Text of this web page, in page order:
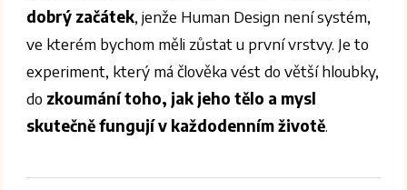
dobrý začátek, jenže Human Design není systém,
ve kterém bychom měli zůstat u první vrstvy. Je to
experiment, který má člověka vést do větší hloubky,
do zkoumání toho, jak jeho tělo a mysl
skutečně fungují v každodenním životě.